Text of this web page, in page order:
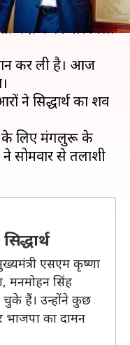
के मालिक वीजी
नदी के किनारे मिला
कर ली है। आज
ने सिद्धार्थ का शव
के लिए मंगलुरू के
सोमवार से तलाशी
एसएम कृष्णा
मनमोहन सिंह
चुके हैं। उन्होंने कुछ
का दामन